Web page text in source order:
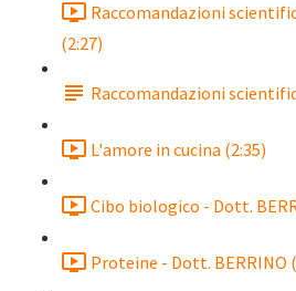
Raccomandazioni
(2:27)
Raccomandazioni
L'amore in cucina (2:35)
Cibo biologico - Dott.
Proteine - Dott. BERRINO